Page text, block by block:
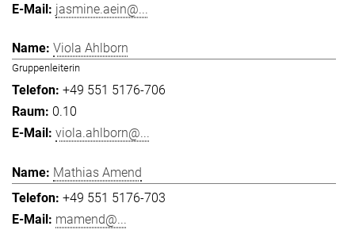
jasmine.aein@...
Viola Ahlborn
Gruppenleiterin
+49 551 5176-706
0.10
viola.ahlborn@...
Mathias Amend
+49 551 5176-703
mamend@...